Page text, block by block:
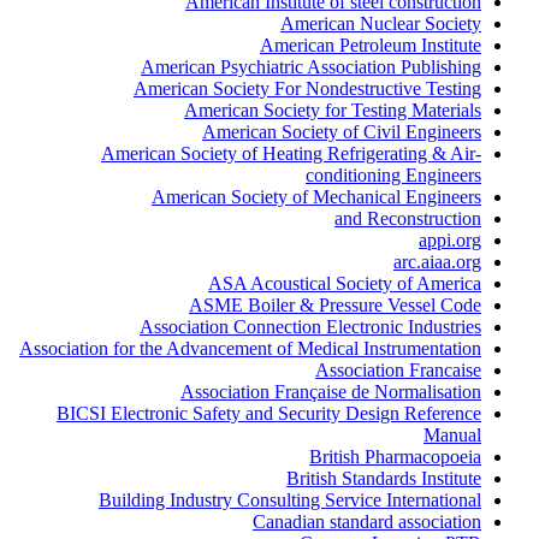
American Nuclear Society
American Petroleum Institute
American Psychiatric Association Publishing
American Society For Nondestructive Testing
American Society for Testing Materials
American Society of Civil Engineers
American Society of Heating Refrigerating & Air-
conditioning Engineers
American Society of Mechanical Engineers
and Reconstruction
appi.org
arc.aiaa.org
ASA Acoustical Society of America
ASME Boiler & Pressure Vessel Code
Association Connection Electronic Industries
Association for the Advancement of Medical Instrumentation
Association Francaise
Association Française de Normalisation
BICSI Electronic Safety and Security Design Reference
Manual
British Pharmacopoeia
British Standards Institute
Building Industry Consulting Service International
Canadian standard association